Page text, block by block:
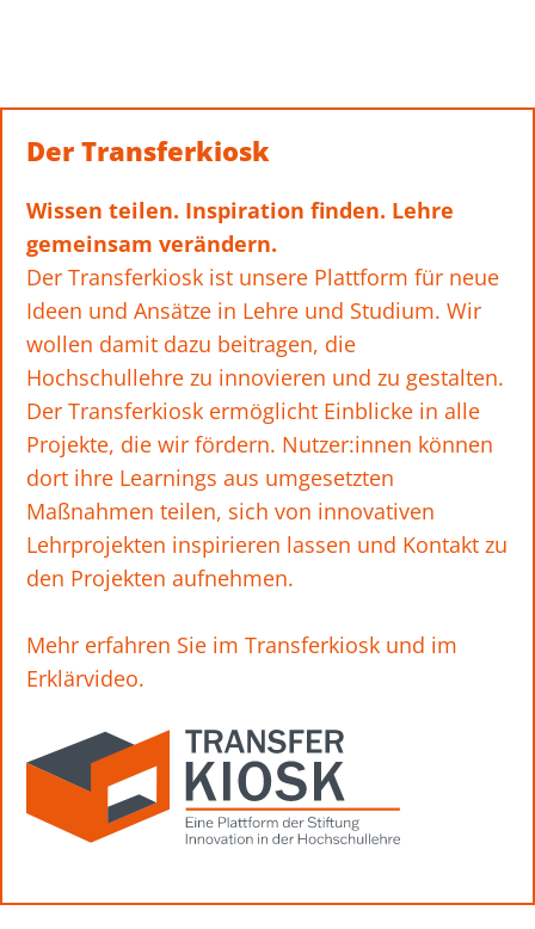
Der Transferkiosk​
Wissen teilen. Inspiration finden. Lehre
gemeinsam verändern.
Der Transferkiosk ist unsere Plattform für neue
Ideen und Ansätze in Lehre und Studium. Wir
wollen damit dazu beitragen, die
Hochschullehre zu innovieren und zu gestalten.
Der Transferkiosk ermöglicht Einblicke in alle
Projekte, die wir fördern. Nutzer:innen können
dort ihre Learnings aus umgesetzten
Maßnahmen teilen, sich von innovativen
Lehrprojekten inspirieren lassen und Kontakt zu
den Projekten aufnehmen.
Mehr erfahren Sie im Transferkiosk und im
Erklärvideo.